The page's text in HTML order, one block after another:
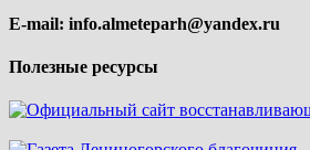
E-mail: info.almeteparh@yandex.ru
Полезные ресурсы